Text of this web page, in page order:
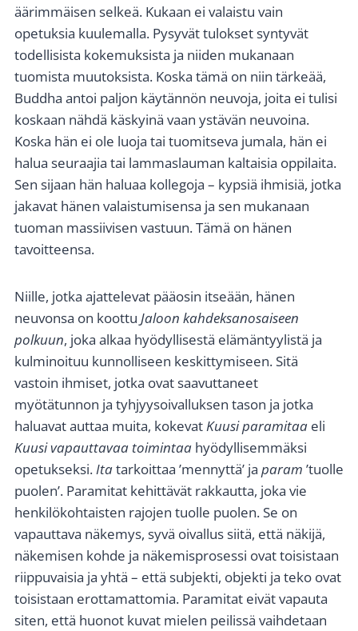
äärimmäisen selkeä. Kukaan ei valaistu vain
opetuksia kuulemalla. Pysyvät tulokset syntyvät
todellisista kokemuksista ja niiden mukanaan
tuomista muutoksista. Koska tämä on niin tärkeää,
Buddha antoi paljon käytännön neuvoja, joita ei tulisi
koskaan nähdä käskyinä vaan ystävän neuvoina.
Koska hän ei ole luoja tai tuomitseva jumala, hän ei
halua seuraajia tai lammaslauman kaltaisia oppilaita.
Sen sijaan hän haluaa kollegoja – kypsiä ihmisiä, jotka
jakavat hänen valaistumisensa ja sen mukanaan
tuoman massiivisen vastuun. Tämä on hänen
tavoitteensa.
Niille, jotka ajattelevat pääosin itseään, hänen
neuvonsa on koottu Jaloon kahdeksanosaiseen
polkuun, joka alkaa hyödyllisestä elämäntyylistä ja
kulminoituu kunnolliseen keskittymiseen. Sitä
vastoin ihmiset, jotka ovat saavuttaneet
myötätunnon ja tyhjyysoivalluksen tason ja jotka
haluavat auttaa muita, kokevatKuusi paramitaaeli
Kuusi vapauttavaa toimintaahyödyllisemmäksi
opetukseksi.Itatarkoittaa ’mennyttä’ ja param ’tuolle
puolen’. Paramitat kehittävät rakkautta, joka vie
henkilökohtaisten rajojen tuolle puolen. Se on
vapauttava näkemys, syvä oivallus siitä, että näkijä,
näkemisen kohde ja näkemisprosessi ovat toisistaan
riippuvaisia ja yhtä – että subjekti, objekti ja teko ovat
toisistaan erottamattomia. Paramitat eivät vapauta
siten, että huonot kuvat mielen peilissä vaihdetaan